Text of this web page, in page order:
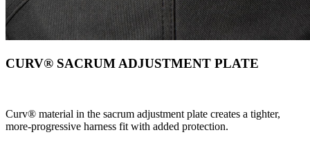
CURV® SACRUM ADJUSTMENT PLATE
Curv® material in the sacrum adjustment plate creates a tighter,
more-progressive harness fit with added protection.